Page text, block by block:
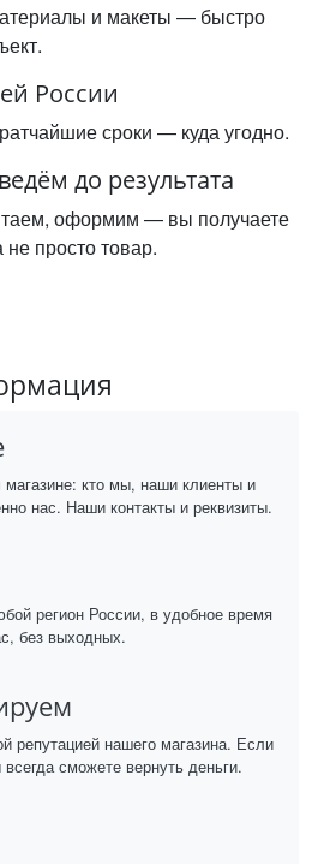
и макеты — быстро
России
сроки — куда угодно.
до результата
оформим — вы получаете
просто товар.
кто мы, наши клиенты и
нас. Наши контакты и реквизиты.
регион России, в удобное время
без выходных.
репутацией нашего магазина. Если
сможете вернуть деньги.